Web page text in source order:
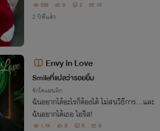
539 0 2 10
2 ปีที่แล้ว
Envy in Love
Smileที่แปลว่ารอยยิ้ม
รักโรแมนติก
ฉันอยากได้อะไรก็ต้องได้ ไม่สนวิธีการ...และ
ฉันอยากได้เธอ ไอริส!
1.1K 8 0 9